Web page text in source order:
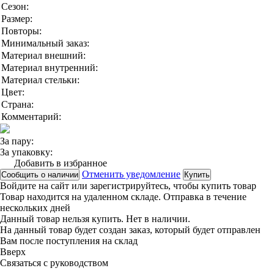
Сезон:
Размер:
Повторы:
Минимальный заказ:
Материал внешний:
Материал внутренний:
Материал стельки:
Цвет:
Страна:
Комментарий:
За пару:
За упаковку:
Добавить в избранное
Сообщить о наличии Отменить уведомление Купить
Войдите на сайт или зарегистрируйтесь, чтобы купить товар
Товар находится на удаленном складе. Отправка в течение
нескольких дней
Данный товар нельзя купить. Нет в наличии.
На данный товар будет создан заказ, который будет отправлен
Вам после поступления на склад
Вверx
Связаться с руководством